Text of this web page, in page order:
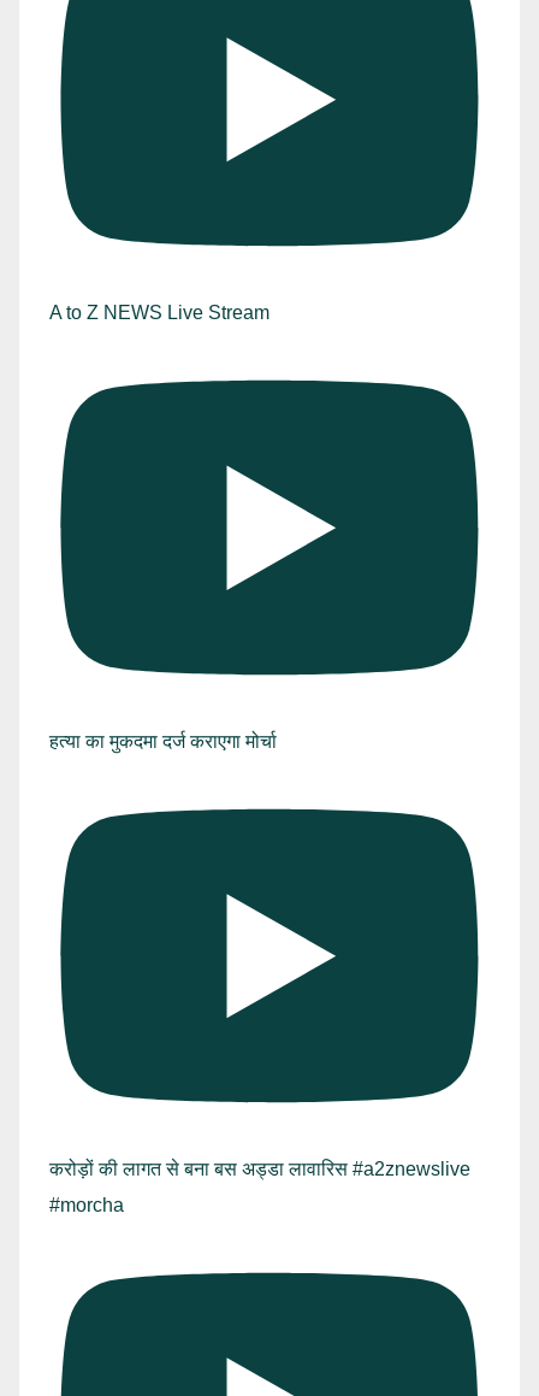
A to Z NEWS Live Stream
हत्या का मुकदमा दर्ज कराएगा मोर्चा
करोड़ों की लागत से बना बस अड्डा लावारिस #a2znewslive
#morcha